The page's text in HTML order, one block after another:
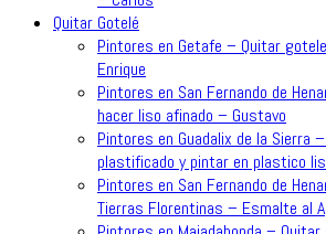
Quitar Gotelé
Pintores en Getafe – Quitar
Enrique
Pintores en San Fernando de
hacer liso afinado – Gustavo
Pintores en Guadalix de la Sierra
plastificado y pintar en plastico
Pintores en San Fernando de
Tierras Florentinas – Esmalte al